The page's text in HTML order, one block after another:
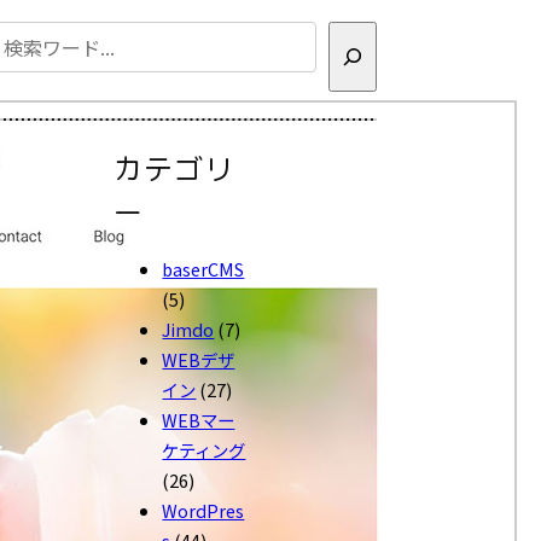
カテゴリ
ー
baserCMS
(5)
Jimdo (7)
WEBデザ
イン(27)
WEBマー
ケティング
(26)
WordPres